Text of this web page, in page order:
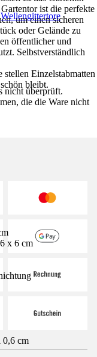
ist die perfekte
um einen sicheren
oder Gelände zu
öffentlicher und
Selbstverständlich
Einzelstabmatten
bleibt.
x 6 cm
0,6 cm
Wellengittertore
nicht überprüft.
die die Ware nicht